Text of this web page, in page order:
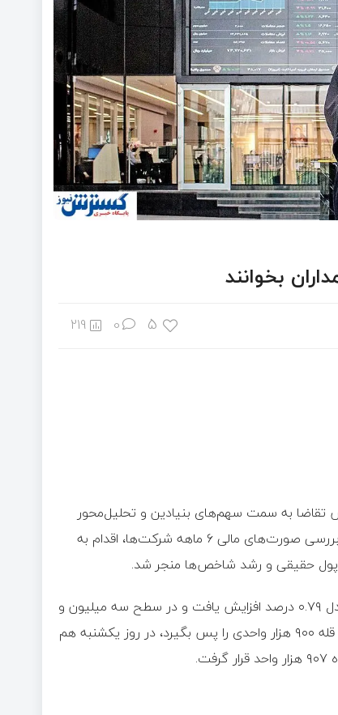
5
0
219
تقاضا به سمت سهم‌های بنیادین و تحلیل‌محور
همراه شد. بخش قابل توجهی از سرمایه‌گذاران حقیقی در روز یکشنبه با بررسی صورت‌های مالی ۶‌ ماهه شرکت‌ها، اقدام به
پول حقیقی و رشد شاخص‌ها منجر شد.
در پایان معاملات، شاخص کل بورس با جهش ۲۴ هزار و ۱۳۵ واحدی معادل ۰.۷۹ درصد افزایش یافت و در سطح سه میلیون و
۸۴ هزار واحد ایستاد. شاخص هم‌وزن نیز که روز گذشته موفق شده بود قله ۹۰۰ هزار واحدی را پس بگیرد، در روز یکشنبه هم